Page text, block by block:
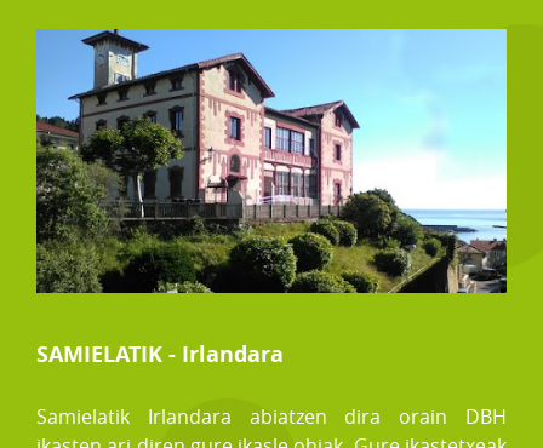
SAMIELATIK - Irlandara
Samielatik Irlandara abiatzen dira orain DBH